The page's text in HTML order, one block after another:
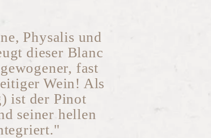
Physalis und
dieser Blanc
fast
Wein! Als
ist der Pinot
seiner hellen